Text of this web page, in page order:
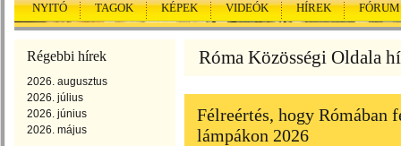
NYITÓ TAGOK KÉPEK VIDEÓK HÍREK FÓRUM
Régebbi hírek
2026. augusztus
2026. július
2026. június
2026. május
Róma Közösségi Oldala
Félreértés, hogy Rómában
lámpákon 2026